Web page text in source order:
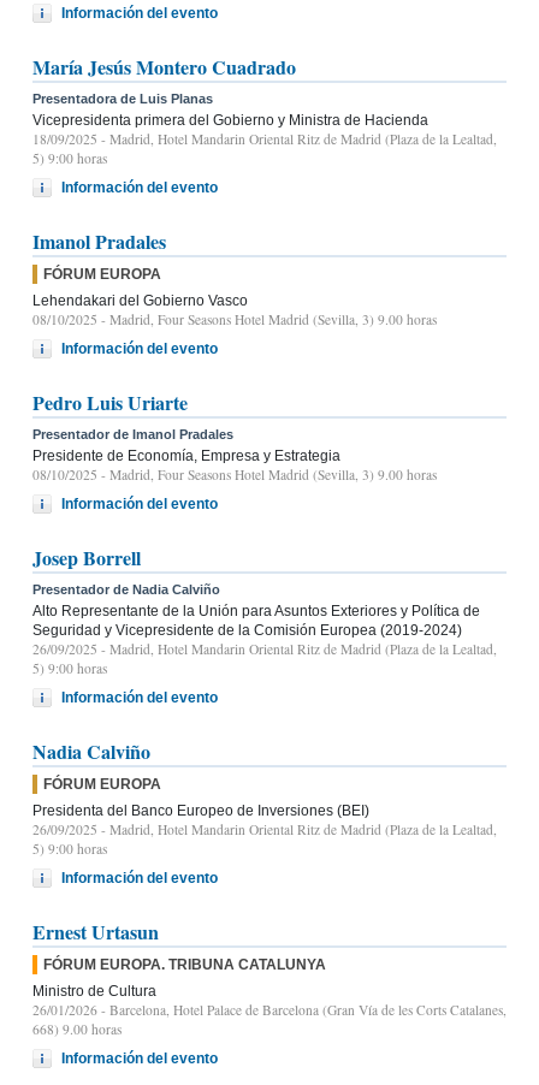
Información del evento
María Jesús Montero Cuadrado
Presentadora de Luis Planas
Vicepresidenta primera del Gobierno y Ministra de Hacienda
18/09/2025 - Madrid, Hotel Mandarin Oriental Ritz de Madrid (Plaza de la Lealtad,
5) 9:00 horas
Información del evento
Imanol Pradales
FÓRUM EUROPA
Lehendakari del Gobierno Vasco
08/10/2025 - Madrid, Four Seasons Hotel Madrid (Sevilla, 3) 9.00 horas
Información del evento
Pedro Luis Uriarte
Presentador de Imanol Pradales
Presidente de Economía, Empresa y Estrategia
08/10/2025 - Madrid, Four Seasons Hotel Madrid (Sevilla, 3) 9.00 horas
Información del evento
Josep Borrell
Presentador de Nadia Calviño
Alto Representante de la Unión para Asuntos Exteriores y Política de
Seguridad y Vicepresidente de la Comisión Europea (2019-2024)
26/09/2025 - Madrid, Hotel Mandarin Oriental Ritz de Madrid (Plaza de la Lealtad,
5) 9:00 horas
Información del evento
Nadia Calviño
FÓRUM EUROPA
Presidenta del Banco Europeo de Inversiones (BEI)
26/09/2025 - Madrid, Hotel Mandarin Oriental Ritz de Madrid (Plaza de la Lealtad,
5) 9:00 horas
Información del evento
Ernest Urtasun
FÓRUM EUROPA. TRIBUNA CATALUNYA
Ministro de Cultura
26/01/2026 - Barcelona, Hotel Palace de Barcelona (Gran Vía de les Corts Catalanes,
668) 9.00 horas
Información del evento